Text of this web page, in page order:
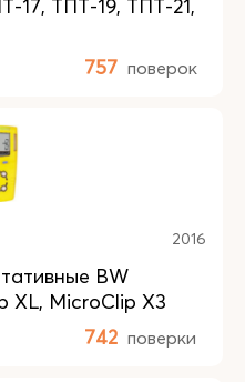
17, ТПТ-19, ТПТ-21,
757 поверок
2016
BW
XL, MicroClip X3
742 поверки